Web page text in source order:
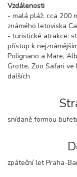
Vzdálenosti
- malá pláž: cca 200
známého letoviska
- turistické atrakce:
přístup k
Polignano a Mare,
Grotte, Zoo Safari ve
dalších
snídaně formou
zpáteční let Praha-